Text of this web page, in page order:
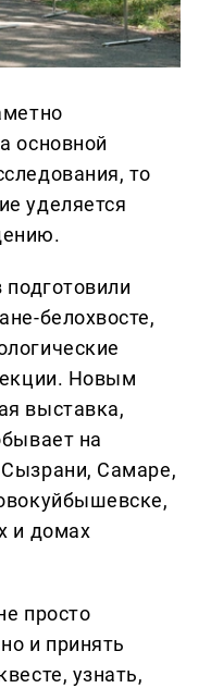
основной
то
уделяется
белохвосте,
Новым
выставка,
на
Самаре,
и домах
просто
и принять
узнать,